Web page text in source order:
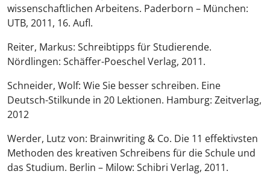
wissenschaftlichen Arbeitens. Paderborn – München:
UTB, 2011, 16. Aufl.
Reiter, Markus: Schreibtipps für Studierende.
Nördlingen: Schäffer-Poeschel Verlag, 2011.
Schneider, Wolf: Wie Sie besser schreiben. Eine
Deutsch-Stilkunde in 20 Lektionen. Hamburg: Zeitverlag,
2012
Werder, Lutz von: Brainwriting & Co. Die 11 effektivsten
Methoden des kreativen Schreibens für die Schule und
das Studium. Berlin – Milow: Schibri Verlag, 2011.